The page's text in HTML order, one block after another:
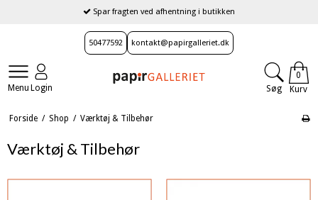
Spar fragten ved afhentning i butikken
50477592 kontakt@papirgalleriet.dk
Menu Login
0
Kurv
Søg
Forside / Shop / Værktøj & Tilbehør
Værktøj & Tilbehør